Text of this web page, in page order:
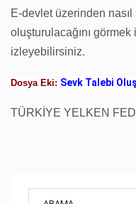
E-devlet üzerinden
oluşturulacağını
izleyebilirsiniz.
Dosya Eki: Sevk Talebi
TÜRKİYE YELKEN